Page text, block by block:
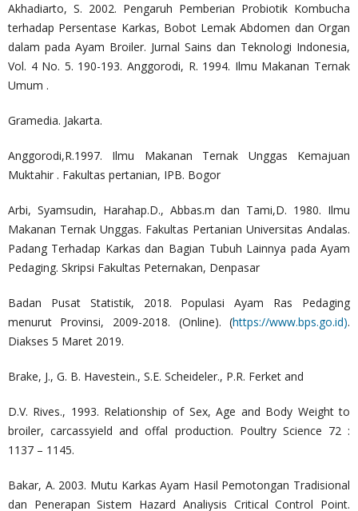
Akhadiarto, S. 2002. Pengaruh Pemberian Probiotik Kombucha
terhadap Persentase Karkas, Bobot Lemak Abdomen dan Organ
dalam pada Ayam Broiler. Jurnal Sains dan Teknologi Indonesia,
Vol. 4 No. 5. 190-193. Anggorodi, R. 1994. Ilmu Makanan Ternak
Umum .
Gramedia. Jakarta.
Anggorodi,R.1997. Ilmu Makanan Ternak Unggas Kemajuan
Muktahir . Fakultas pertanian, IPB. Bogor
Arbi, Syamsudin, Harahap.D., Abbas.m dan Tami,D. 1980. Ilmu
Makanan Ternak Unggas. Fakultas Pertanian Universitas Andalas.
Padang Terhadap Karkas dan Bagian Tubuh Lainnya pada Ayam
Pedaging. Skripsi Fakultas Peternakan, Denpasar
Badan Pusat Statistik, 2018. Populasi Ayam Ras Pedaging
menurut Provinsi, 2009-2018. (Online). (https://www.bps.go.id).
Diakses 5 Maret 2019.
Brake, J., G. B. Havestein., S.E. Scheideler., P.R. Ferket and
D.V. Rives., 1993. Relationship of Sex, Age and Body Weight to
broiler, carcassyield and offal production. Poultry Science 72 :
1137 – 1145.
Bakar, A. 2003. Mutu Karkas Ayam Hasil Pemotongan Tradisional
dan Penerapan Sistem Hazard Analiysis Critical Control Point.